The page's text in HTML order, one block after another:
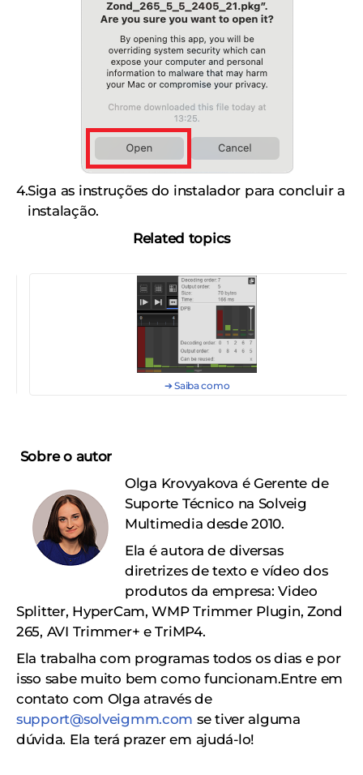
Siga as instruções do instalador para concluir a
instalação.
Related topics
➔ Saiba como
Sobre o autor
Olga Krovyakova é Gerente de
Suporte Técnico na Solveig
Multimedia desde 2010.
Ela é autora de diversas
diretrizes de texto e vídeo dos
produtos da empresa: Video
Splitter, HyperCam, WMP Trimmer Plugin, Zond
265, AVI Trimmer+ e TriMP4.
Ela trabalha com programas todos os dias e por
isso sabe muito bem como funcionam.Entre em
contato com Olga através de
support@solveigmm.com se tiver alguma
dúvida. Ela terá prazer em ajudá-lo!